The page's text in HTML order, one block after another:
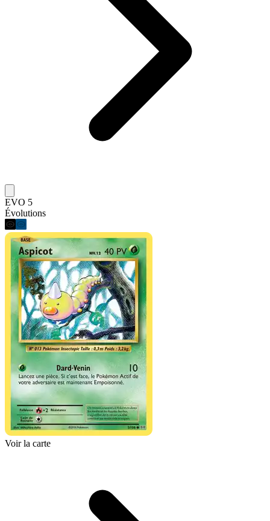
EVO 5
Évolutions
Voir la carte